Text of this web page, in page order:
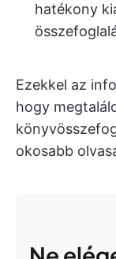
hatékony
Ezekkel az
hogy
okosabb